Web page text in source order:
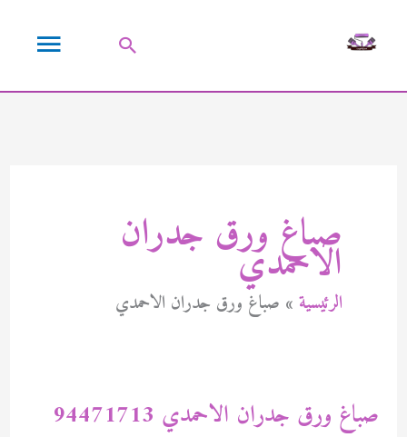
القائمة
البحث
صباغ ورق جدران
الاحمدي
الرئيسية صباغ ورق جدران الاحمدي
صباغ ورق جدران الاحمدي 94471713